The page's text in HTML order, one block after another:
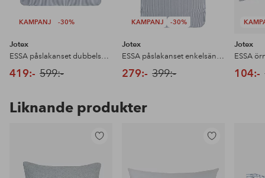
KAMPANJ -30%
Jotex
ESSA påslakanset dubbelsäng ekologisk
419:- 599:-
KAMPANJ -30%
Jotex
ESSA påslakanset enkelsäng ekologisk
279:- 399:-
Jotex
104:-
Liknande produkter
i
favoriter
favoriter